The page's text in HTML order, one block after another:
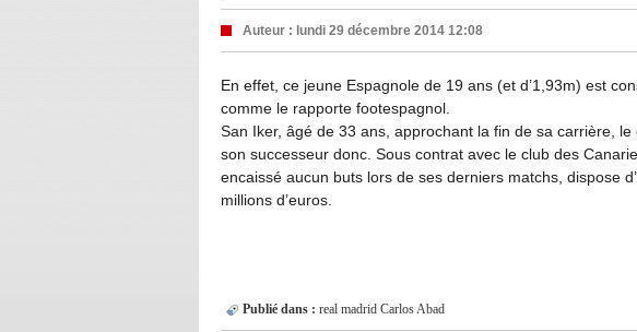
Auteur : lundi 29 décembre 2014 12:08
En effet, ce jeune Espagnole de 19 ans (et d’1,93m) est
comme le rapporte footespagnol.
San Iker, âgé de 33 ans, approchant la fin de sa carrière,
son successeur donc. Sous contrat avec le club des
encaissé aucun buts lors de ses derniers matchs, dispose
millions d’euros.
Publié dans : real madrid Carlos Abad